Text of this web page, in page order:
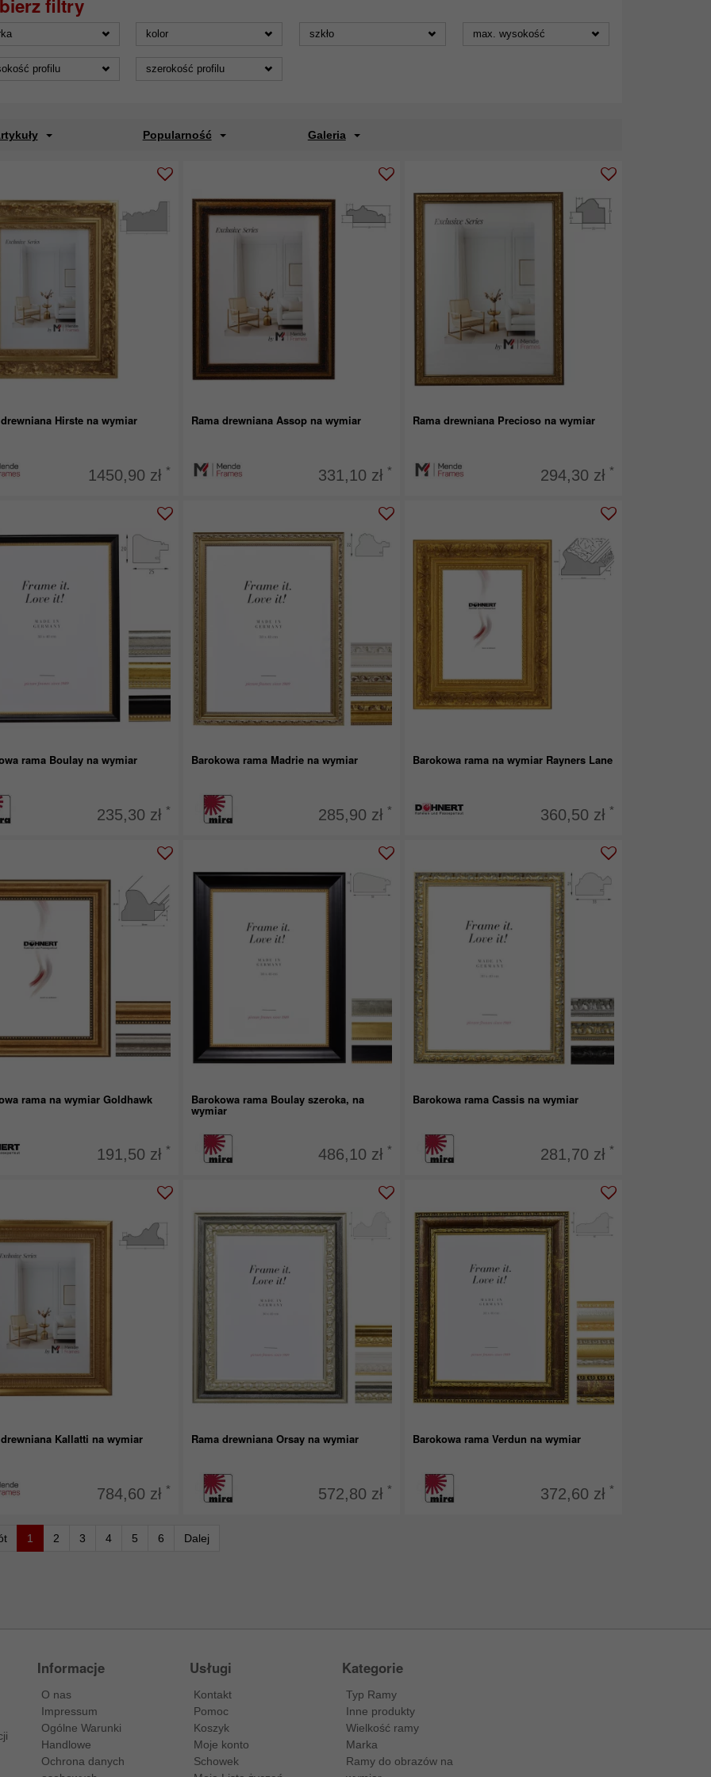
kolor szkło max. wysokość
profilu szerokość profilu
Popularność Galeria
Hirste na wymiar
1450,90 zł *
Rama drewniana Assop na wymiar
331,10 zł *
Rama drewniana Precioso na wymiar
294,30 zł *
rama Boulay na wymiar
235,30 zł *
Barokowa rama Madrie na wymiar
285,90 zł *
Barokowa rama na wymiar Rayners Lane
360,50 zł *
rama na wymiar Goldhawk
191,50 zł *
Barokowa rama Boulay szeroka, na
wymiar
486,10 zł *
Barokowa rama Cassis na wymiar
281,70 zł *
Kallatti na wymiar
784,60 zł *
Rama drewniana Orsay na wymiar
572,80 zł *
Barokowa rama Verdun na wymiar
372,60 zł *
1 2 3 4 5 6 Dalej
Informacje
O nas
Impressum
Ogólne Warunki
Handlowe
Ochrona danych
Usługi
Kontakt
Pomoc
Koszyk
Moje konto
Schowek
Kategorie
Typ Ramy
Inne produkty
Wielkość ramy
Marka
Ramy do obrazów na